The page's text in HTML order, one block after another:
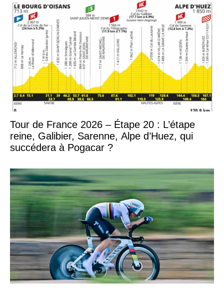
Tour de France 2026 – Étape 20 : L’étape
reine, Galibier, Sarenne, Alpe d’Huez, qui
succédera à Pogacar ?